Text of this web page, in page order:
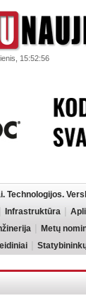
15:52:56
Technologijos.
Infrastruktūra
Metų